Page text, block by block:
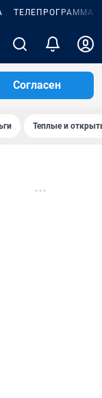
ТЕЛЕПРОГРАММА
Согласен
Теплые и